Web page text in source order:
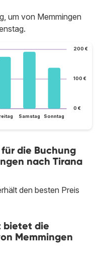
um von Memmingen
0 €
100 €
200 €
Samstag Sonntag
die Buchung
nach Tirana
den besten Preis
bietet die
Memmingen